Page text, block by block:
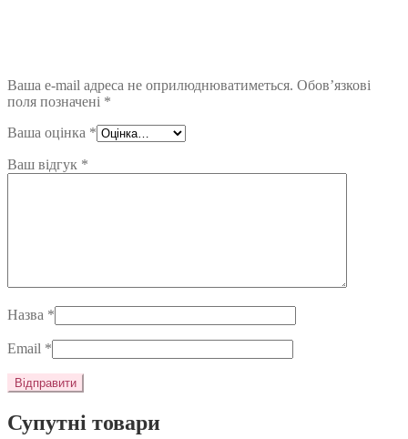
Ваша e-mail адреса не оприлюднюватиметься. Обов’язкові
поля позначені *
Ваша оцінка *
Ваш відгук *
Назва *
Email *
Супутні товари